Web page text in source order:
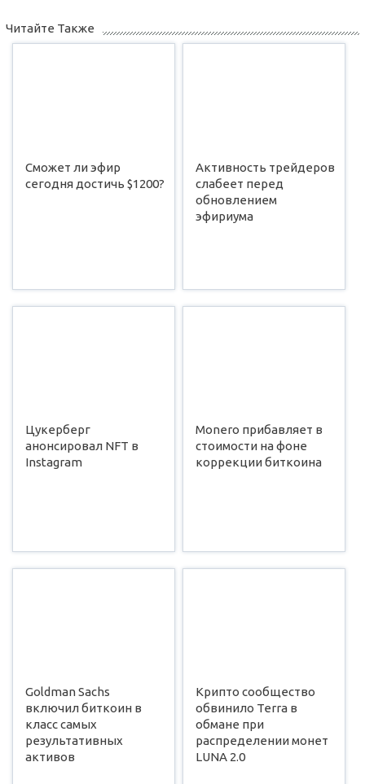
Читайте Также
Сможет ли эфир
сегодня достичь $1200?
Активность трейдеров
слабеет перед
обновлением
эфириума
Цукерберг
анонсировал NFT в
Instagram
Monero прибавляет в
стоимости на фоне
коррекции биткоина
Goldman Sachs
включил биткоин в
класс самых
результативных
активов
Крипто сообщество
обвинило Terra в
обмане при
распределении монет
LUNA 2.0